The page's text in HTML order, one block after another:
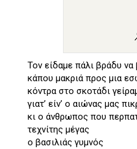
Τον είδαμε πάλι βράδυ να
κάπου μακριά προς μια
κόντρα στο σκοτάδι
γιατ’ είν’ ο αιώνας μας
κι ο άνθρωπος που
τεχνίτης μέγας
ο βασιλιάς γυμνός